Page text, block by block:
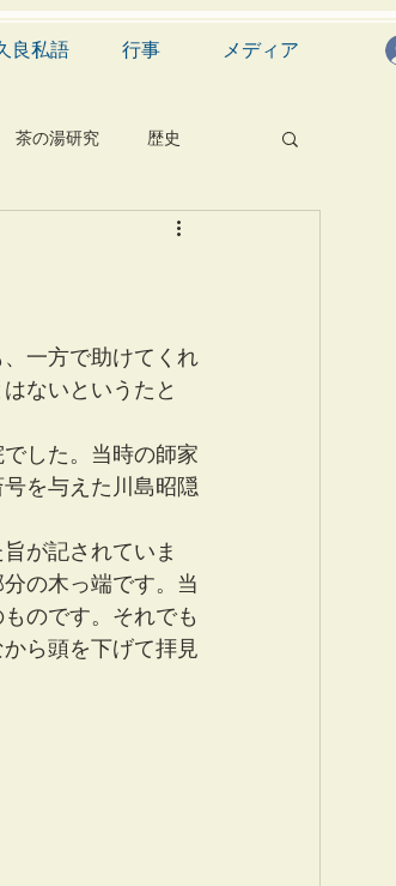
良私語 行事 メディア
茶の湯研究 歴史
食文化
一方で助けてくれ
ないというたと
した。当時の師家
を与えた川島昭隠
が記されていま
の木っ端です。当
のです。それでも
ら頭を下げて拝見